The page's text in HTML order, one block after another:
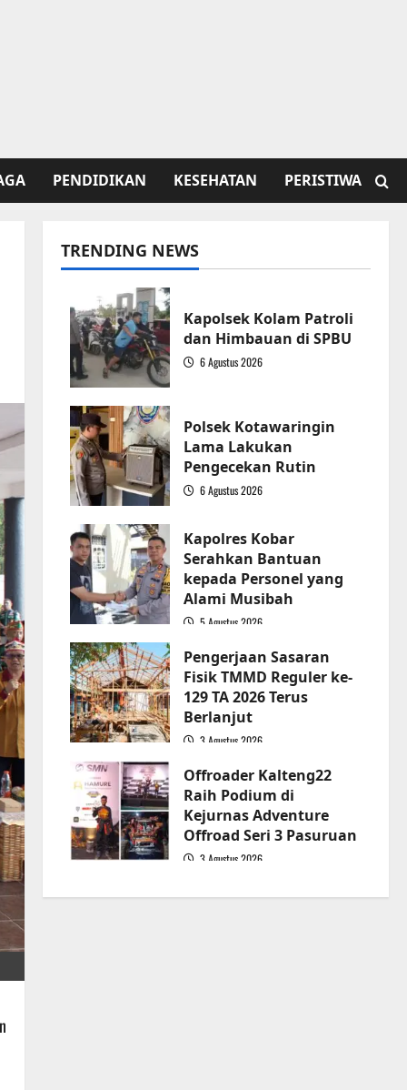
PENDIDIKAN KESEHATAN PERISTIWA
TRENDING NEWS
Kapolsek Kolam Patroli
dan Himbauan di SPBU
6 Agustus 2026
Polsek Kotawaringin
Lama Lakukan
Pengecekan Rutin
6 Agustus 2026
Kapolres Kobar
Serahkan Bantuan
kepada Personel yang
Alami Musibah
5 Agustus 2026
Pengerjaan Sasaran
Fisik TMMD Reguler ke-
129 TA 2026 Terus
Berlanjut
3 Agustus 2026
Offroader Kalteng22
Raih Podium di
Kejurnas Adventure
Offroad Seri 3 Pasuruan
3 Agustus 2026